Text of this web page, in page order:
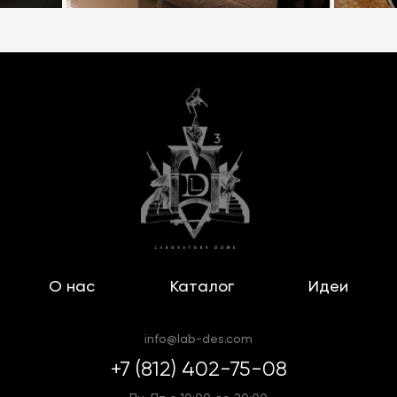
охватить световым потоком помещения любого
Познакомьтесь с популярными итальянскими
лампами из наличия в шоурумах Laboratory Dome
в Санкт-Петербурге. Заказать любую из
представленных на сайте модель по выгодной
цене можно с доставкой в Москве и по всем
О нас Каталог Идеи
info@lab-des.com
+7 (812) 402-75-08